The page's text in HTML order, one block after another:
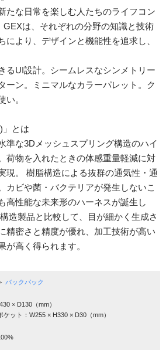
たな日常を楽しむ人たちのライフコン
は、それぞれの分野の知識と技術
により、デザインと機能性を追求し、
るUI設計。シームレスなシンメトリー
ーン。ミニマルなカラーパレット。ク
い。
」とは
準な3Dメッシュスプリング構造のハイ
荷物を入れたときの体感重量軽減に対
現。 樹脂構造による抜群の通気性・通
カビや菌・バクテリアが発生しないこ
高性能な未来形のハーネスが誕生し
造製品と比較して、目が細かく生成さ
精密さと精度が優れ、加工技術が高い
が高く得られます。
バックパック
× D130（mm）
ケット：W255 × H330 × D30（mm）